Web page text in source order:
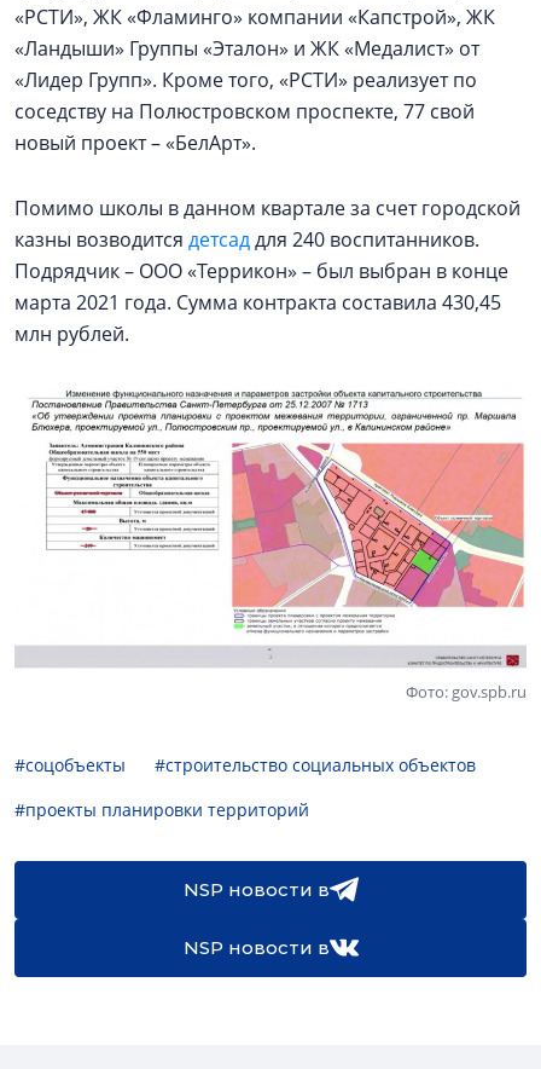
«РСТИ», ЖК «Фламинго» компании «Капстрой», ЖК
«Ландыши» Группы «Эталон» и ЖК «Медалист» от
«Лидер Групп». Кроме того, «РСТИ» реализует по
соседству на Полюстровском проспекте, 77 свой
новый проект – «БелАрт».
Помимо школы в данном квартале за счет городской
казны возводится детсаддля 240 воспитанников.
Подрядчик – ООО «Террикон» – был выбран в конце
марта 2021 года. Сумма контракта составила 430,45
млн рублей.
Фото: gov.spb.ru
#соцобъекты
#строительство социальных объектов
#проекты планировки территорий
NSP новости в
NSP новости в